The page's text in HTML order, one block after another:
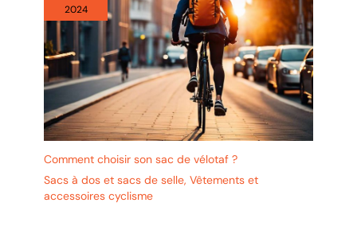
2024
Comment choisir son sac de vélotaf ?
Sacs à dos et sacs de selle, Vêtements et
accessoires cyclisme